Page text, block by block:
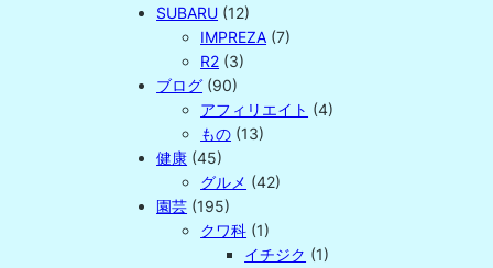
SUBARU (12)
IMPREZA (7)
R2 (3)
ブログ (90)
アフィリエイト (4)
もの (13)
健康 (45)
グルメ (42)
園芸 (195)
クワ科 (1)
イチジク (1)